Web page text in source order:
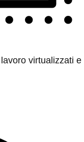
virtualizzati e